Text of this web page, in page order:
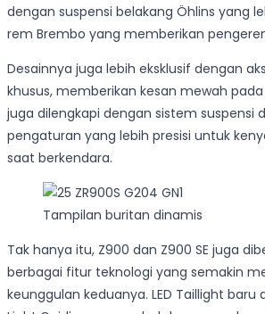
dengan suspensi belakang Öhlins yang
rem Brembo yang memberikan
Desainnya juga lebih eksklusif dengan
khusus, memberikan kesan mewah pada
juga dilengkapi dengan sistem suspensi
pengaturan yang lebih presisi untuk
saat berkendara.
Tampilan buritan dinamis
Tak hanya itu, Z900 dan Z900 SE juga
berbagai fitur teknologi yang semakin
keunggulan keduanya. LED Taillight baru